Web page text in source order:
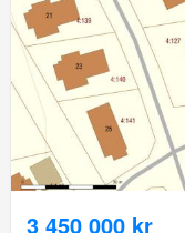
3 450 000 kr